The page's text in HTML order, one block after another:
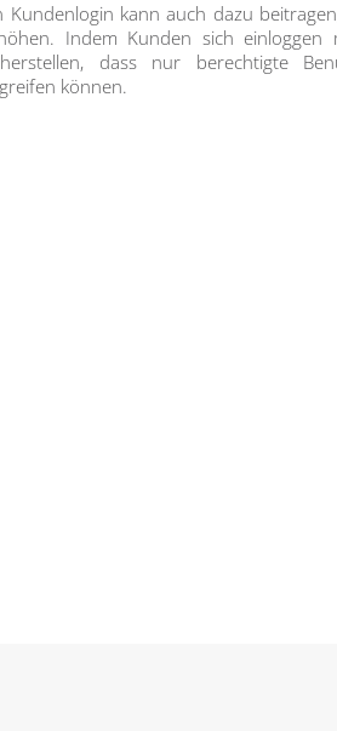
Kundenlogin kann auch dazu
Indem Kunden sich einloggen
dass nur berechtigte
können.